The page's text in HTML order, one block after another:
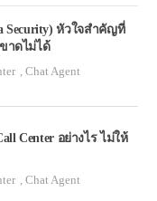
Security) หัวใจสำคัญที่
าดไม่ได้
,Chat Agent
Center อย่างไร ไม่ให้
,Chat Agent